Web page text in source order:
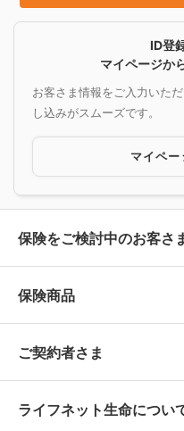
ID登
マイページか
お客さま情報をご入力いた
し込みがスムーズです。
マイペ
保険をご検討中のお客さ
保険の選び方
保険選びで迷っている方
保険の基礎知識や選び方
保険商品
保険商品一覧
万が一に備える
ご契約者さま
マイペ
ライフネット生命につい